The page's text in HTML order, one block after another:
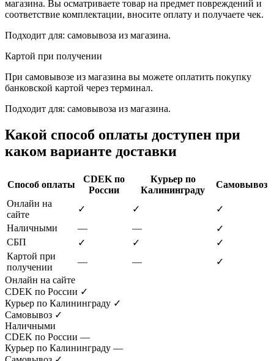
магазина. Вы осматриваете товар на предмет повреждений и
соответствие комплектации, вносите оплату и получаете чек.
Подходит для: самовывоза из магазина.
Картой при получении
При самовывозе из магазина вы можете оплатить покупку
банковской картой через терминал.
Подходит для: самовывоза из магазина.
Какой способ оплаты доступен при
каком варианте доставки
Способ оплаты
CDEK по
России
Курьер по
Калининграду
Самовывоз
Онлайн на
сайте
✓ ✓
✓
Наличными
— —
✓
СБП
✓ ✓
✓
Картой при
получении
— —
✓
Онлайн на сайте
CDEK по России ✓
Курьер по Калининграду ✓
Самовывоз ✓
Наличными
CDEK по России —
Курьер по Калининграду —